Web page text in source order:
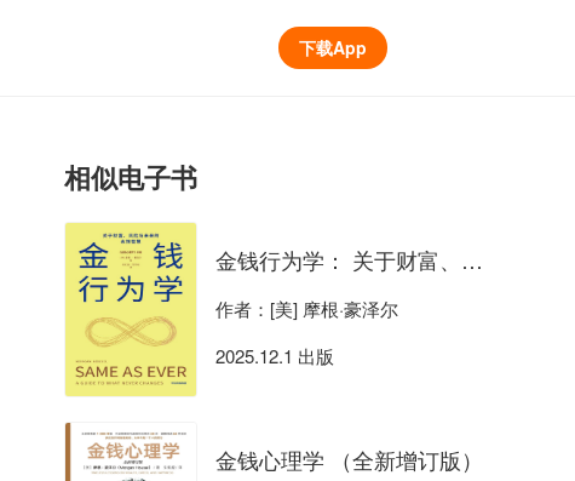
下载App
相似电子书
金钱行为学： 关于财富、风险与未来的永恒智慧
作者：[美] 摩根·豪泽尔
2025.12.1 出版
金钱心理学 （全新增订版）